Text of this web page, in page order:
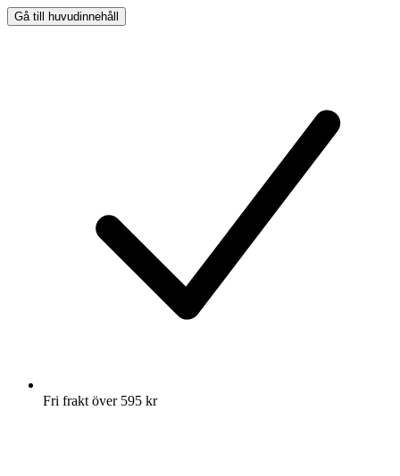
Gå till huvudinnehåll
Fri frakt över 595 kr